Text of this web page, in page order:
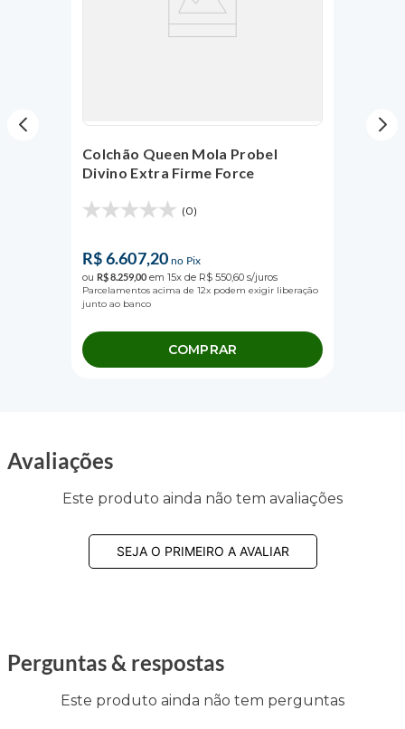
Colchão Queen Mola Probel
Divino Extra Firme Force
(0)
R$6.607,20 no Pix
ou R$8.25900 em 15x de R$ 550,60 s/juros
Parcelamentos acima de 12x podem exigir liberação
junto ao banco
COMPRAR
Avaliações
Este produto ainda não tem avaliações
SEJA O PRIMEIRO A AVALIAR
Perguntas & respostas
Este produto ainda não tem perguntas